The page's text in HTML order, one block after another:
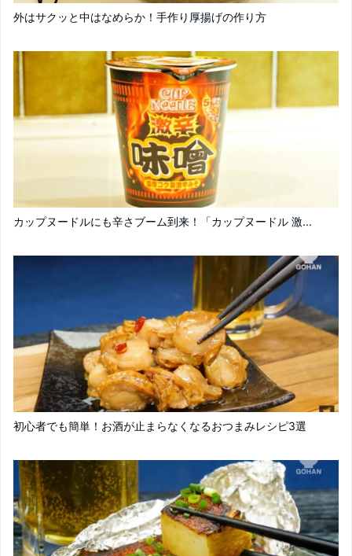
外はサクッと中はなめらか！手作り厚揚げの作り方
カップヌードルにも辛さブーム到来！「カップヌードル 激...
初心者でも簡単！お酒が止まらなくなるおつまみレシピ3選